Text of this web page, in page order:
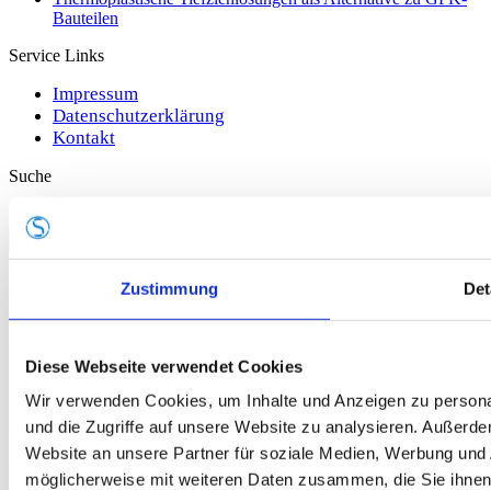
Zustimmung
Diese Webseite verwendet Cookies
Wir verwenden Cookies, um Inhalte und Anzeigen zu
und die Zugriffe auf unsere Website zu analysieren.
Website an unsere Partner für soziale Medien, Werbung
möglicherweise mit weiteren Daten zusammen, die Sie
Bauteilen
Service Links
Impressum
Datenschutzerklärung
Kontakt
Suche
Suche nach:
Unternehmen eine Förderung für Beratungen und
Prozessbegleitungen, die Strategien zum Aufbau bzw. für eine
nachhaltige positive Entwicklung und Sicherung von KMU
unterstützen.
| Alle Rechte vorbehalten |Tel.: +41 (0)81 720 40 50|